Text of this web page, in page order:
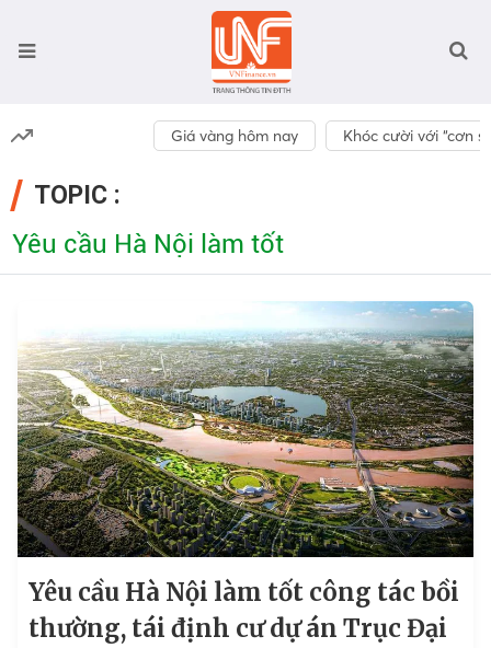
Giá vàng hôm nay Khóc cười với “cơn
TOPIC :
Yêu cầu Hà Nội làm tốt
Yêu cầu Hà Nội làm tốt công tác bồi
thường, tái định cư dự án Trục Đại